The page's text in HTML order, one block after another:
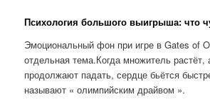
Психология большого выигрыша: что
Эмоциональный фон при игре в Gates of
отдельная тема.Когда множитель растёт,
продолжают падать, сердце бьётся
называют « олимпийским драйвом ».